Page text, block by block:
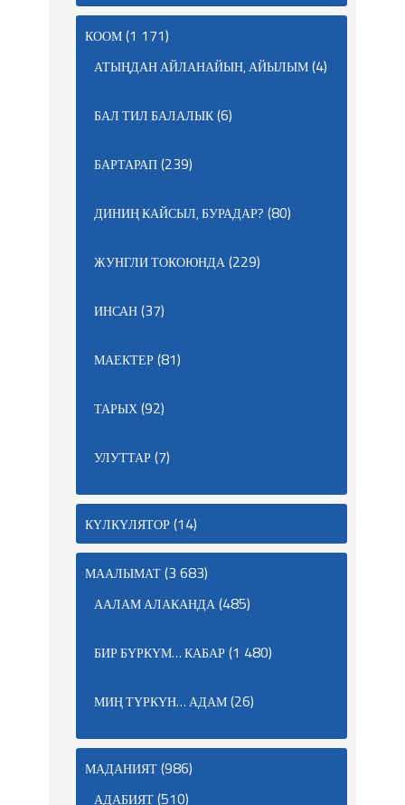
КООМ(1 171)
АТЫҢДАН АЙЛАНАЙЫН, АЙЫЛЫМ(4)
БАЛ ТИЛ БАЛАЛЫК(6)
БАРТАРАП(239)
ДИНИҢ КАЙСЫЛ, БУРАДАР? (80)
ЖУНГЛИ ТОКОЮНДА(229)
ИНСАН(37)
МАЕКТЕР(81)
ТАРЫХ(92)
УЛУТТАР(7)
КҮЛКҮЛЯТОР(14)
МААЛЫМАТ(3 683)
ААЛАМ АЛАКАНДА(485)
БИР БҮРКҮМ… КАБАР(1 480)
МИҢ ТҮРКҮН… АДАМ(26)
МАДАНИЯТ(986)
АДАБИЯТ(510)